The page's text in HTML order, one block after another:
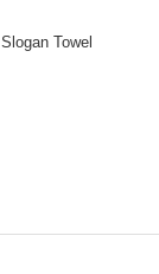
Towel